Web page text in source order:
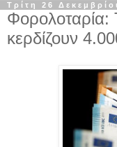
Τρίτη 26
Φορολοταρία:
κερδίζουν